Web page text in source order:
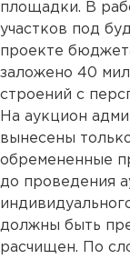
площадки. В
участков под
проекте
заложено 40
строений с
На аукцион
вынесены
обремененные
до проведения
должны быть
расчищен. По